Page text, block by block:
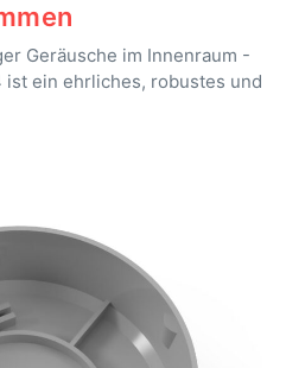
Geräusche im Innenraum -
ist ein ehrliches, robustes und